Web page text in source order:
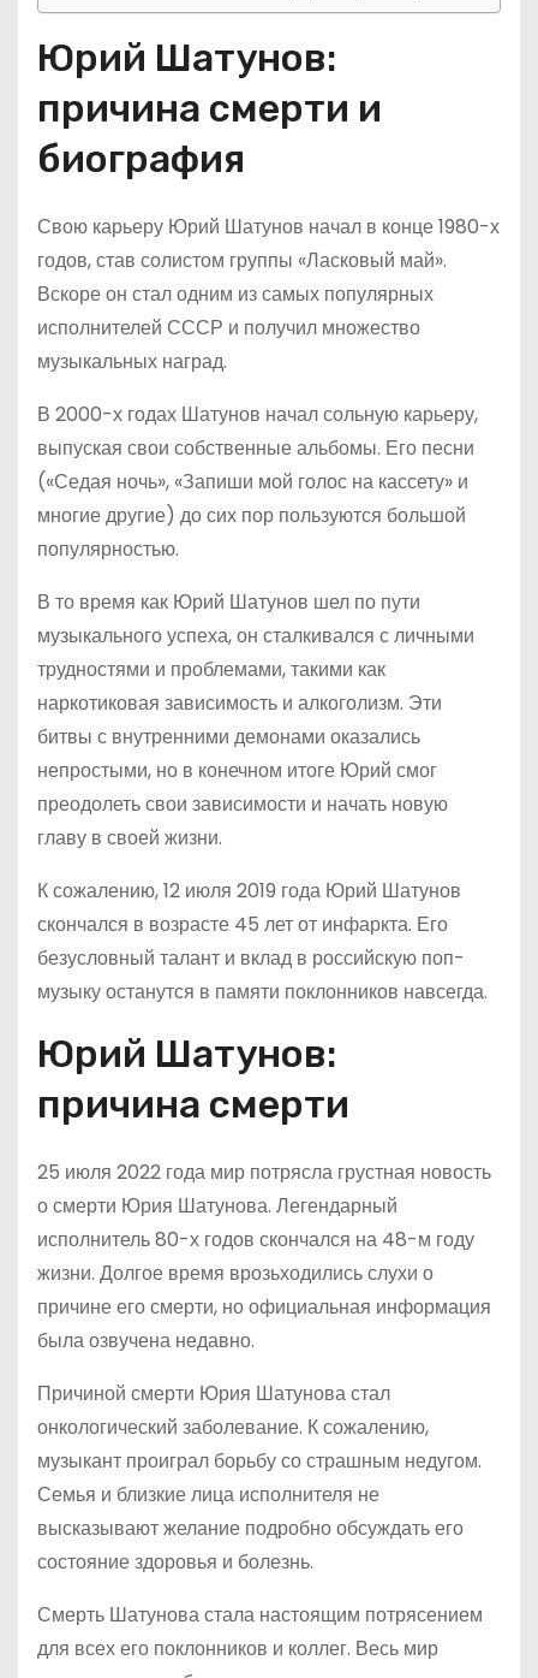
Юрий Шатунов:
причина смерти и
биография
Свою карьеру Юрий Шатунов начал в конце 1980-х
годов, став солистом группы «Ласковый май».
Вскоре он стал одним из самых популярных
исполнителей СССР и получил множество
музыкальных наград.
В 2000-х годах Шатунов начал сольную карьеру,
выпуская свои собственные альбомы. Его песни
(«Седая ночь», «Запиши мой голос на кассету» и
многие другие) до сих пор пользуются большой
популярностью.
В то время как Юрий Шатунов шел по пути
музыкального успеха, он сталкивался с личными
трудностями и проблемами, такими как
наркотиковая зависимость и алкоголизм. Эти
битвы с внутренними демонами оказались
непростыми, но в конечном итоге Юрий смог
преодолеть свои зависимости и начать новую
главу в своей жизни.
К сожалению, 12 июля 2019 года Юрий Шатунов
скончался в возрасте 45 лет от инфаркта. Его
безусловный талант и вклад в российскую поп-
музыку останутся в памяти поклонников навсегда.
Юрий Шатунов:
причина смерти
25 июля 2022 года мир потрясла грустная новость
о смерти Юрия Шатунова. Легендарный
исполнитель 80-х годов скончался на 48-м году
жизни. Долгое время врозьходились слухи о
причине его смерти, но официальная информация
была озвучена недавно.
Причиной смерти Юрия Шатунова стал
онкологический заболевание. К сожалению,
музыкант проиграл борьбу со страшным недугом.
Семья и близкие лица исполнителя не
высказывают желание подробно обсуждать его
состояние здоровья и болезнь.
Смерть Шатунова стала настоящим потрясением
для всех его поклонников и коллег. Весь мир